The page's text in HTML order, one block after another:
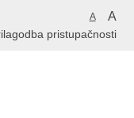
A A
pristupačnosti